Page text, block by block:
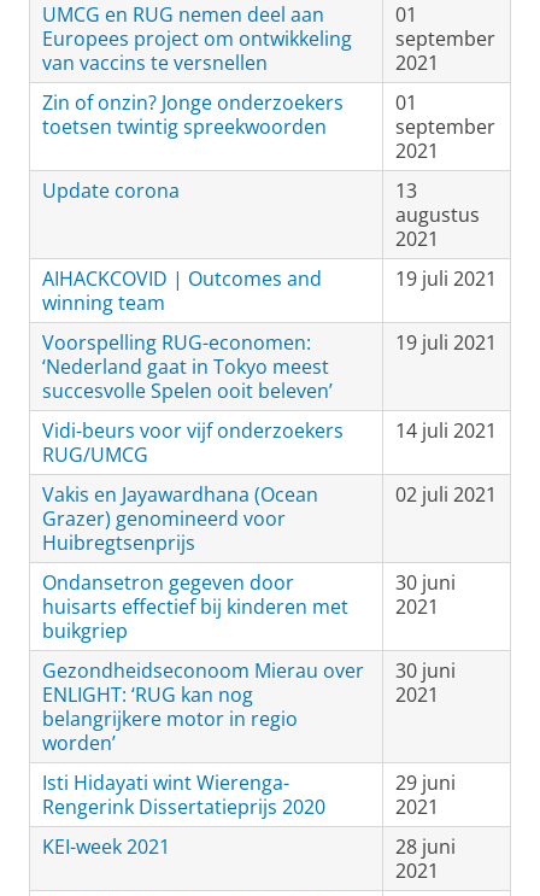
UMCG en RUG nemen deel aan
Europees project om ontwikkeling
van vaccins te versnellen
01
september
2021
Zin of onzin? Jonge onderzoekers
toetsen twintig spreekwoorden
01
september
2021
Update corona
13
augustus
2021
AIHACKCOVID | Outcomes and
winning team
19 juli 2021
Voorspelling RUG-economen:
‘Nederland gaat in Tokyo meest
succesvolle Spelen ooit beleven’
19 juli 2021
Vidi-beurs voor vijf onderzoekers
RUG/UMCG
14 juli 2021
Vakis en Jayawardhana (Ocean
Grazer) genomineerd voor
Huibregtsenprijs
02 juli 2021
Ondansetron gegeven door
huisarts effectief bij kinderen met
buikgriep
30 juni
2021
Gezondheidseconoom Mierau over
ENLIGHT: ‘RUG kan nog
belangrijkere motor in regio
worden’
30 juni
2021
Isti Hidayati wint Wierenga-
Rengerink Dissertatieprijs 2020
29 juni
2021
KEI-week 2021
28 juni
2021